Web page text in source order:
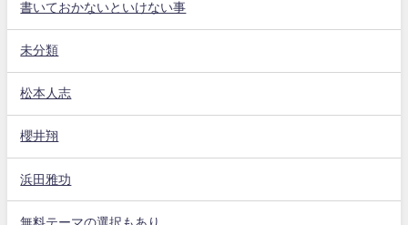
書いておかないといけない事
未分類
松本人志
櫻井翔
浜田雅功
無料テーマの選択もあり